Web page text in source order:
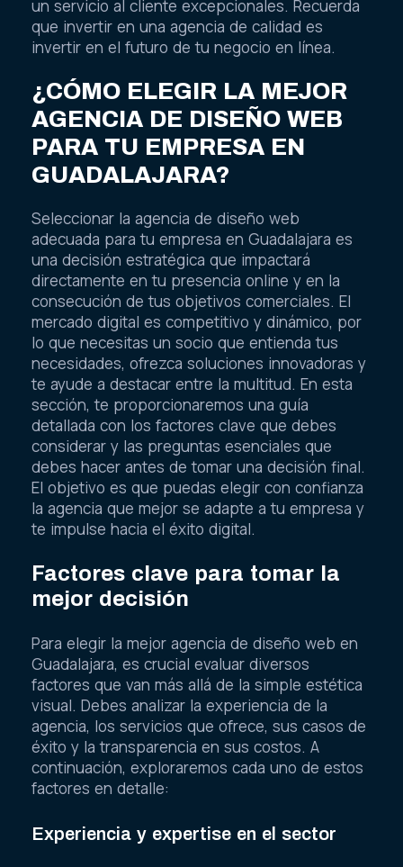
un servicio al cliente excepcionales. Recuerda
que invertir en una agencia de calidad es
invertir en el futuro de tu negocio en línea.
¿CÓMO ELEGIR LA MEJOR
AGENCIA DE DISEÑO WEB
PARA TU EMPRESA EN
GUADALAJARA?
Seleccionar la agencia de diseño web
adecuada para tu empresa en Guadalajara es
una decisión estratégica que impactará
directamente en tu presencia online y en la
consecución de tus objetivos comerciales. El
mercado digital es competitivo y dinámico, por
lo que necesitas un socio que entienda tus
necesidades, ofrezca soluciones innovadoras y
te ayude a destacar entre la multitud. En esta
sección, te proporcionaremos una guía
detallada con los factores clave que debes
considerar y las preguntas esenciales que
debes hacer antes de tomar una decisión final.
El objetivo es que puedas elegir con confianza
la agencia que mejor se adapte a tu empresa y
te impulse hacia el éxito digital.
Factores clave para tomar la
mejor decisión
Para elegir la mejor agencia de diseño web en
Guadalajara, es crucial evaluar diversos
factores que van más allá de la simple estética
visual. Debes analizar la experiencia de la
agencia, los servicios que ofrece, sus casos de
éxito y la transparencia en sus costos. A
continuación, exploraremos cada uno de estos
factores en detalle:
Experiencia y expertise en el sector